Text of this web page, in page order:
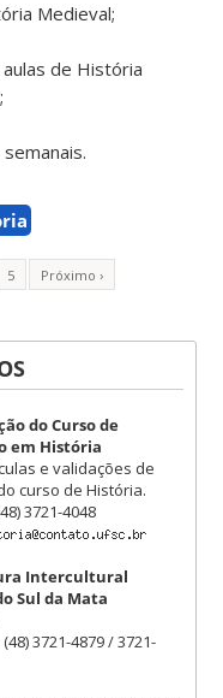
Medieval;
de História
5
Próximo ›
do Curso de
em História
e validações de
curso de História.
3721-4048
Intercultural
Sul da Mata
3721-4879 / 3721-